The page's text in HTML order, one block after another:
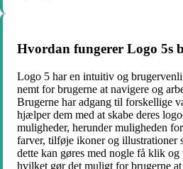
Hvordan fungerer Logo 5s
Logo 5 har en intuitiv og
nemt for brugerne at navigere og
Brugerne har adgang til forskellige
hjælper dem med at skabe deres
muligheder, herunder muligheden
farver, tilføje ikoner og illustrationer
dette kan gøres med nogle få klik
hvilket gør det muligt for brugerne